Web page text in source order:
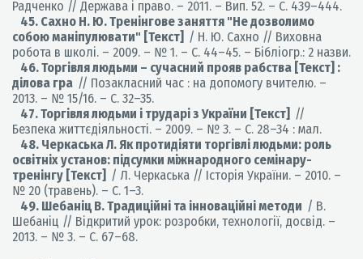
Радченко // Держава і право. – 2011. – Вип. 52. – С. 439–444.
45. Сахно Н. Ю. Тренінгове заняття "Не дозволимо
собою маніпулювати" [Текст] / Н. Ю. Сахно // Виховна
робота в школі. – 2009. – № 1. – С. 44–45. – Бібліогр.: 2 назви.
46. Торгівля людьми – сучасний прояв рабства [Текст] :
ділова гра // Позакласний час : на допомогу вчителю. –
2013. – № 15/16. – С. 32–35.
47. Торгівля людьми і трударі з України [Текст] //
Безпека життєдіяльності. – 2009. – № 3. – С. 28–34 : мал.
48. Черкаська Л. Як протидіяти торгівлі людьми: роль
освітніх установ: підсумки міжнародного семінару-
тренінгу [Текст] / Л. Черкаська // Історія України. – 2010. –
№ 20 (травень). – С. 1–3.
49. Шебаніц В. Традиційні та інноваційні методи / В.
Шебаніц // Відкритий урок: розробки, технології, досвід. –
2013. – № 3. – С. 67–68.